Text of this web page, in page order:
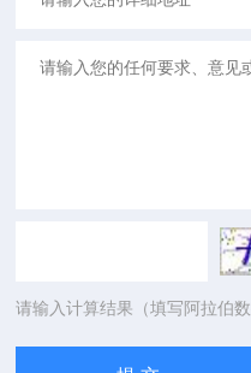
请输入计算结果（填写阿拉伯